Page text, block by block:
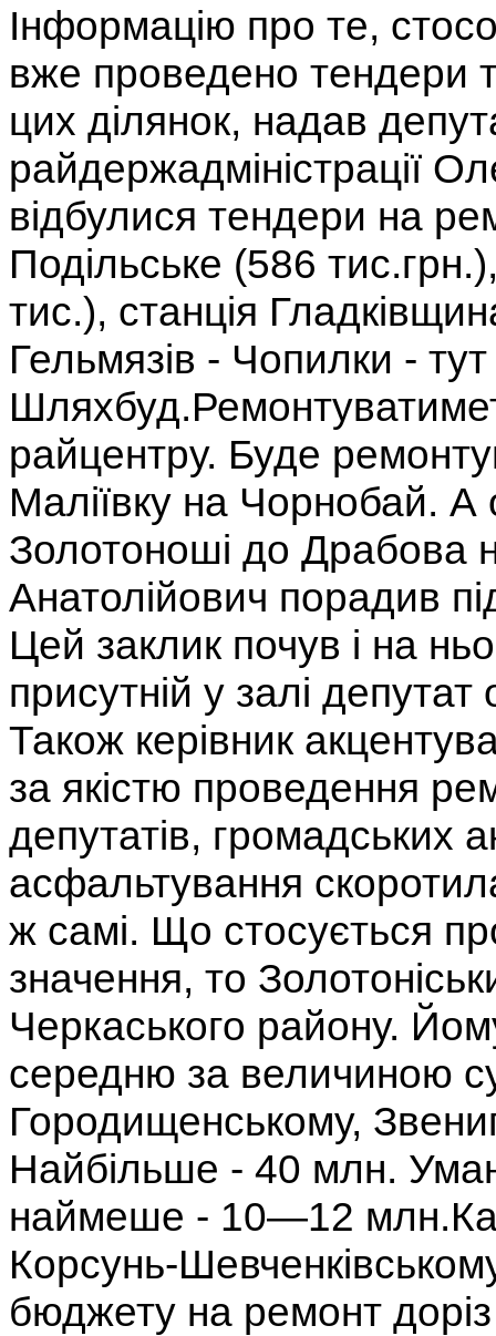
Інформацію про те,
вже проведено тендери
цих ділянок, надав
райдержадміністрації
відбулися тендери на
Подільське (586
тис.), станція
Гельмязів - Чопилки -
райцентру. Буде
Маліївку на Чорнобай.
Золотоноші до Драбова
Анатолійович порадив
Цей заклик почув і на
присутній у залі
Також керівник
за якістю проведення
депутатів, громадських
асфальтування
ж самі. Що стосується
значення, то
Черкаського району.
середню за величиною
Городищенському,
Найбільше - 40 млн.
наймеше - 10—12
Корсунь-
бюджету на ремонт доріз